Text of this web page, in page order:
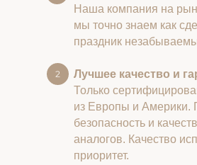
Наша компания на
мы точно знаем как
праздник
Лучшее качество и
Только
из Европы и Америки.
безопасность и
аналогов. Качество
приоритет.